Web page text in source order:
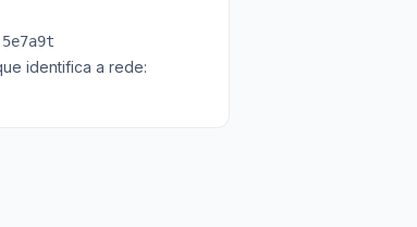
identifica a rede: